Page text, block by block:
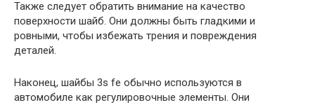
Также следует обратить внимание на качество
поверхности шайб. Они должны быть гладкими и
ровными, чтобы избежать трения и повреждения
деталей.
Наконец, шайбы 3s fe обычно используются в
автомобиле как регулировочные элементы. Они